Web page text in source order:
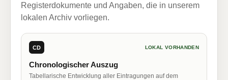
Registerdokumente und Angaben, die in unserem
lokalen Archiv vorliegen.
CD LOKAL VORHANDEN
Chronologischer Auszug
Tabellarische Entwicklung aller Eintragungen auf dem